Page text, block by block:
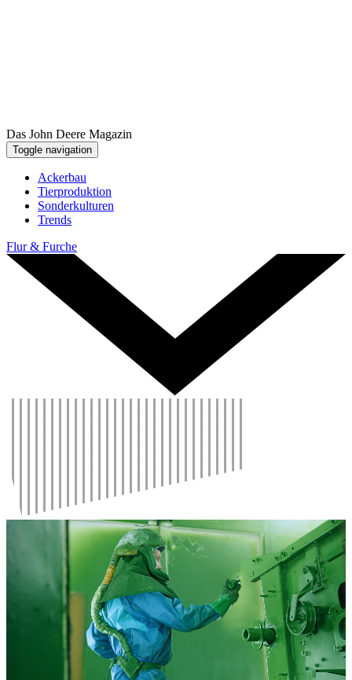
Das John Deere Magazin
Toggle navigation
Ackerbau
Tier­pro­duk­tion
Sonder­kul­turen
Trends
Flur & Furche